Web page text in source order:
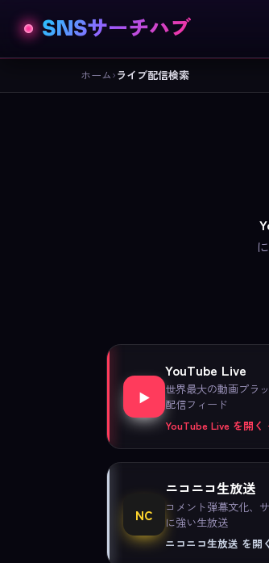
SNSサーチハブ
ホーム›ライブ配信検索
▶
YouTube Live
世界最大の動画プラ
配信フィード
YouTube Live を開
NC
ニコニコ生放送
コメント弾幕文化、
に強い生放送
ニコニコ生放送 を開